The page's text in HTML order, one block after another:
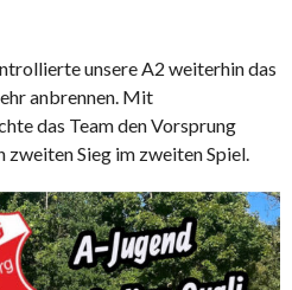
unsere A2 weiterhin das
anbrennen. Mit
das Team den Vorsprung
zweiten Sieg im zweiten Spiel.